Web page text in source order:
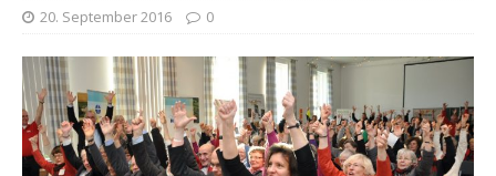
20. September 2016 0